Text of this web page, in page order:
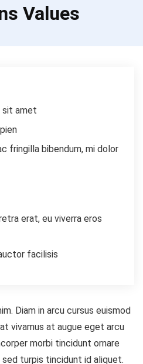
Values
sit amet
fringilla bibendum, mi dolor
erat, eu viverra eros
facilisis
Diam in arcu cursus euismod
vivamus at augue eget arcu
morbi tincidunt ornare
turpis tincidunt id aliquet.